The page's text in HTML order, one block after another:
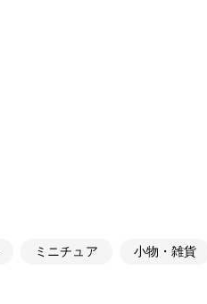
ミニチュア 小物・雑貨